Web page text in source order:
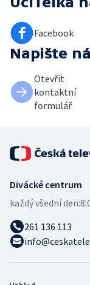
Facebook
Napište
Otevřít
kontaktní
formulář
Divácké centrum
každý všední den:
261 136 113